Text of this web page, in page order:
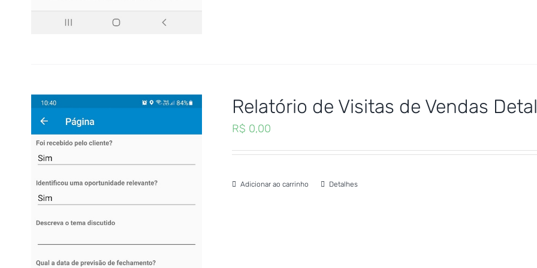
Relatório de Visitas de Vendas
R$ 0,00
Adicionar ao carrinho Detalhes